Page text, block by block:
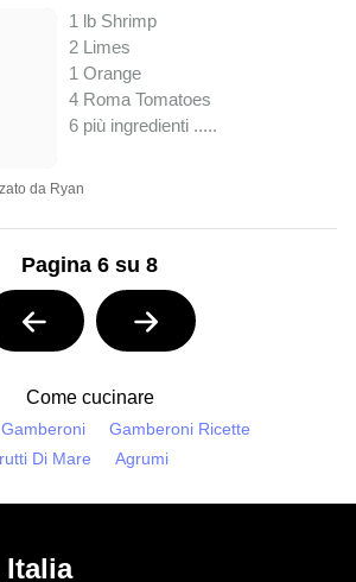
1 lb Shrimp
2 Limes
1 Orange
4 Roma Tomatoes
6 più ingredienti .....
da Ryan
Pagina 6 su 8
Come cucinare
Gamberoni
Gamberoni Ricette
Di Mare
Agrumi
Italia